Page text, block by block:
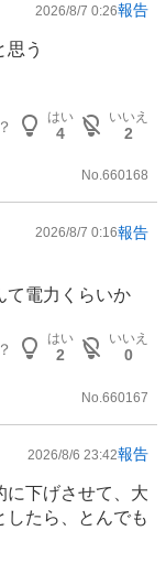
2026/8/7 0:26報告
思う
はい
4
いいえ
2
No.660168
2026/8/7 0:16報告
て電力くらいか
はい
2
いいえ
0
No.660167
2026/8/6 23:42報告
に下げさせて、大
したら、とんでも